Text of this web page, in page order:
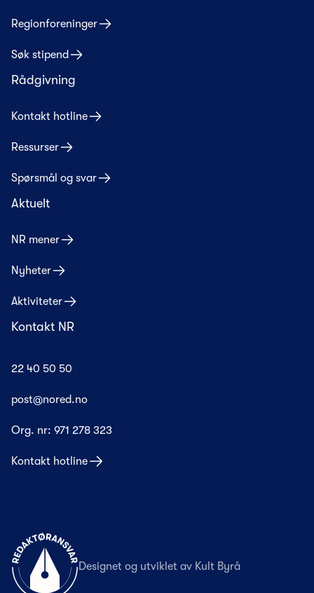
Regionforeninger
Søk stipend
Rådgivning
Kontakt hotline
Ressurser
Spørsmål og svar
Aktuelt
NR mener
Nyheter
Aktiviteter
Kontakt NR
22 40 50 50
post@nored.no
Org. nr: 971 278 323
Kontakt hotline
Til forsiden
Designet og utviklet av Kult Byrå